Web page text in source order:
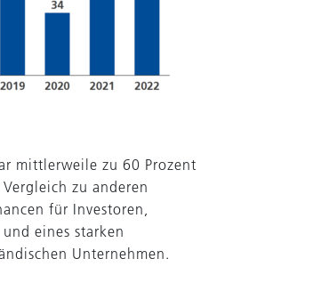
mittlerweile zu 60 Prozent
zu anderen
für Investoren,
eines starken
Unternehmen.